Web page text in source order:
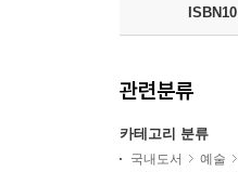
ISBN10
관련분류
카테고리 분류
국내도서 예술